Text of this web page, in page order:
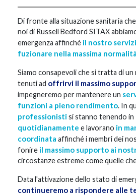
Di fronte alla situazione sanitaria
noi di Russell Bedford SITAX
emergenza affinché il nostro
fuzionare nella massima
Siamo consapevoli che si tratta di un
tenuti ad offrirvi il massimo
impegneremo per mantenere un
funzioni a pieno rendimento. In
professionistisi stanno tenendo in
quotidianamente e lavorano in
coordinata affinché i membri dei
fonire il massimo supporto ai
circostanze estreme come quelle
Data l'attivazione dello stato di
continueremo a rispondere alle